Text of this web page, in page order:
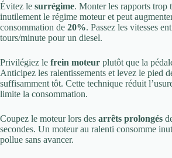
Évitez le surrégime. Monter les rapports trop
inutilement le régime moteur et peut
consommation de 20%. Passez les vitesses
tours/minute pour un diesel.
Privilégiez le frein moteur plutôt que la
Anticipez les ralentissements et levez le pied
suffisamment tôt. Cette technique réduit
limite la consommation.
Coupez le moteur lors des arrêts prolongés
secondes. Un moteur au ralenti consomme
pollue sans avancer.